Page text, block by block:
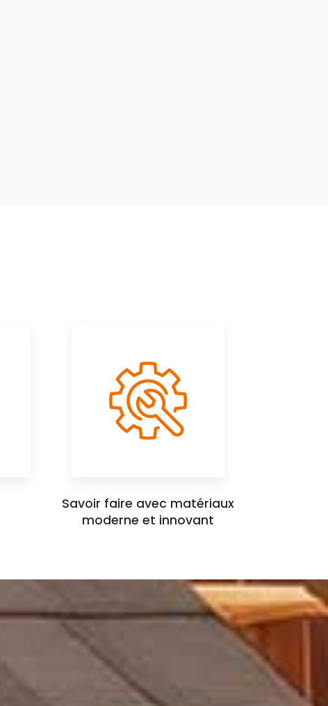
Savoir faire avec matériaux
moderne et innovant